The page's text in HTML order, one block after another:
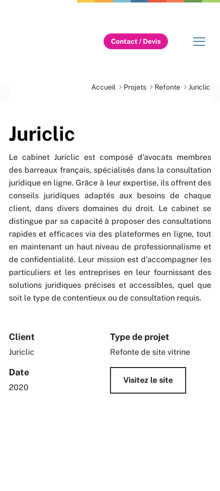
Contact / Devis
Accueil Projets Refonte Juriclic
Juriclic
Le cabinet Juriclic est composé d’avocats membres
des barreaux français, spécialisés dans la consultation
juridique en ligne. Grâce à leur expertise, ils offrent des
conseils juridiques adaptés aux besoins de chaque
client, dans divers domaines du droit. Le cabinet se
distingue par sa capacité à proposer des consultations
rapides et efficaces via des plateformes en ligne, tout
en maintenant un haut niveau de professionnalisme et
de confidentialité. Leur mission est d’accompagner les
particuliers et les entreprises en leur fournissant des
solutions juridiques précises et accessibles, quel que
soit le type de contentieux ou de consultation requis.
Client
Juriclic
Type de projet
Refonte de site vitrine
Date
2020
Visitez le site